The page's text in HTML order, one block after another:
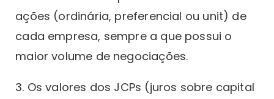
ações (ordinária, preferencial ou unit) de
cada empresa, sempre a que possui o
maior volume de negociações.
3. Os valores dos JCPs (juros sobre capital